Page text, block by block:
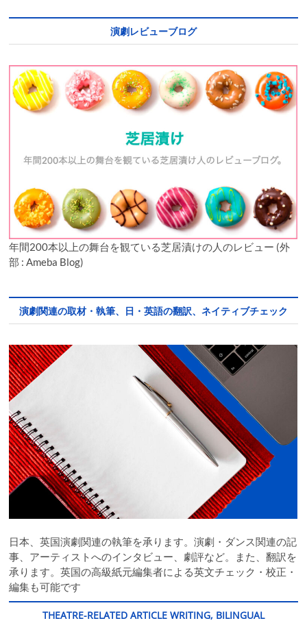
演劇レビューブログ
年間200本以上の舞台を観ている芝居漬けの人のレビュー (外
部 : Ameba Blog)
演劇関連の取材・執筆、日・英語の翻訳、ネイティブチェック
日本、英国演劇関連の執筆を承ります。演劇・ダンス関連の記
事、アーティストへのインタビュー、劇評など。また、翻訳を
承ります。英国の高級紙元編集者による英文チェック・校正・
編集も可能です
THEATRE-RELATED ARTICLE WRITING, BILINGUAL